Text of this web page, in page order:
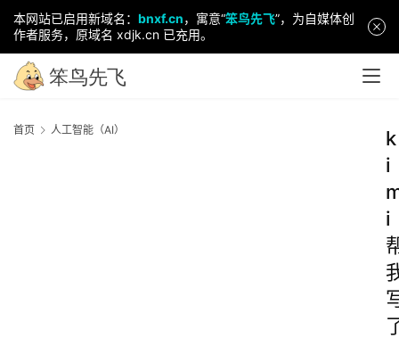
本网站已启用新域名： bnxf.cn，寓意“笨鸟先飞”，为自媒体创
作者服务，原域名 xdjk.cn 已充用。
首页 人工智能（AI）
k
i
i